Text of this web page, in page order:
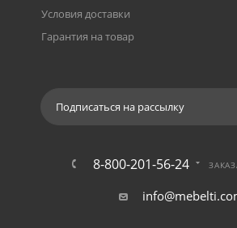
Условия доставки
Гарантия на товар
Подписаться на рассылку
8-800-201-56-24